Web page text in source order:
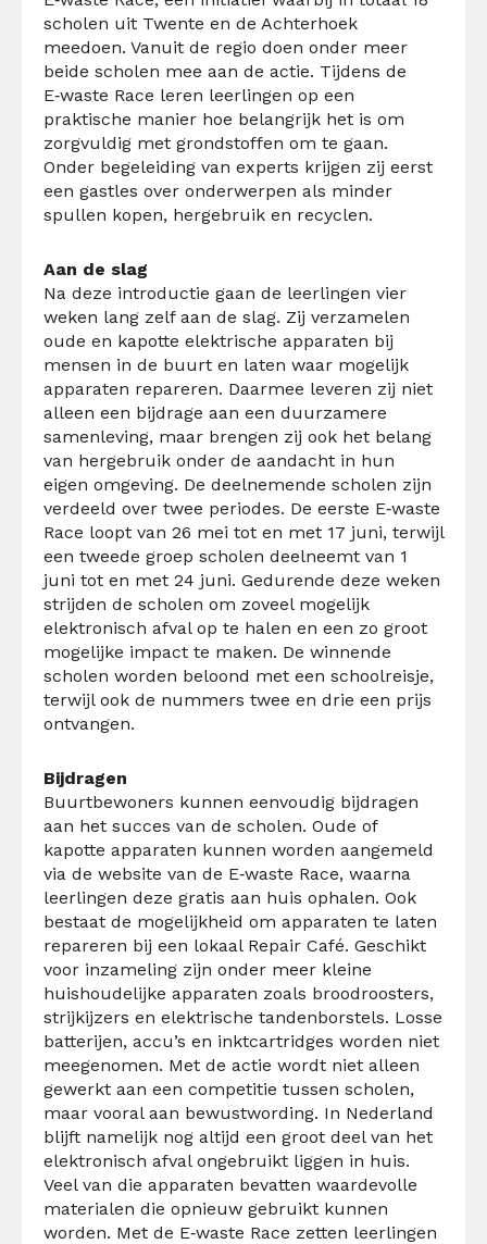
scholen uit Twente en de Achterhoek
meedoen. Vanuit de regio doen onder meer
beide scholen mee aan de actie. Tijdens de
E‑waste Race leren leerlingen op een
praktische manier hoe belangrijk het is om
zorgvuldig met grondstoffen om te gaan.
Onder begeleiding van experts krijgen zij eerst
een gastles over onderwerpen als minder
spullen kopen, hergebruik en recyclen.
Aan de slag
Na deze introductie gaan de leerlingen vier
weken lang zelf aan de slag. Zij verzamelen
oude en kapotte elektrische apparaten bij
mensen in de buurt en laten waar mogelijk
apparaten repareren. Daarmee leveren zij niet
alleen een bijdrage aan een duurzamere
samenleving, maar brengen zij ook het belang
van hergebruik onder de aandacht in hun
eigen omgeving. De deelnemende scholen zijn
verdeeld over twee periodes. De eerste E‑waste
Race loopt van 26 mei tot en met 17 juni, terwijl
een tweede groep scholen deelneemt van 1
juni tot en met 24 juni. Gedurende deze weken
strijden de scholen om zoveel mogelijk
elektronisch afval op te halen en een zo groot
mogelijke impact te maken. De winnende
scholen worden beloond met een schoolreisje,
terwijl ook de nummers twee en drie een prijs
ontvangen.
Bijdragen
Buurtbewoners kunnen eenvoudig bijdragen
aan het succes van de scholen. Oude of
kapotte apparaten kunnen worden aangemeld
via de website van de E‑waste Race, waarna
leerlingen deze gratis aan huis ophalen. Ook
bestaat de mogelijkheid om apparaten te laten
repareren bij een lokaal Repair Café. Geschikt
voor inzameling zijn onder meer kleine
huishoudelijke apparaten zoals broodroosters,
strijkijzers en elektrische tandenborstels. Losse
batterijen, accu’s en inktcartridges worden niet
meegenomen. Met de actie wordt niet alleen
gewerkt aan een competitie tussen scholen,
maar vooral aan bewustwording. In Nederland
blijft namelijk nog altijd een groot deel van het
elektronisch afval ongebruikt liggen in huis.
Veel van die apparaten bevatten waardevolle
materialen die opnieuw gebruikt kunnen
worden. Met de E‑waste Race zetten leerlingen